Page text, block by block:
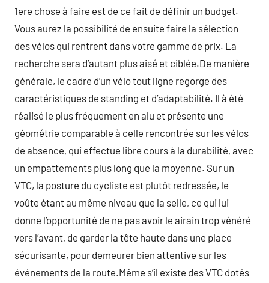
1ere chose à faire est de ce fait de définir un budget.
Vous aurez la possibilité de ensuite faire la sélection
des vélos qui rentrent dans votre gamme de prix. La
recherche sera d’autant plus aisé et ciblée.De manière
générale, le cadre d’un vélo tout ligne regorge des
caractéristiques de standing et d’adaptabilité. Il à été
réalisé le plus fréquement en alu et présente une
géométrie comparable à celle rencontrée sur les vélos
de absence, qui effectue libre cours à la durabilité, avec
un empattements plus long que la moyenne. Sur un
VTC, la posture du cycliste est plutôt redressée, le
voûte étant au même niveau que la selle, ce qui lui
donne l’opportunité de ne pas avoir le airain trop vénéré
vers l’avant, de garder la tête haute dans une place
sécurisante, pour demeurer bien attentive sur les
événements de la route.Même s’il existe des VTC dotés